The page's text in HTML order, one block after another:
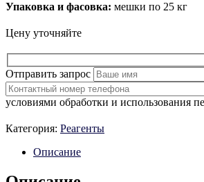
Упаковка и фасовка: мешки по 25 кг
Цену уточняйте
Отправить запрос
условиями обработки и использования
Категория: Реагенты
Описание